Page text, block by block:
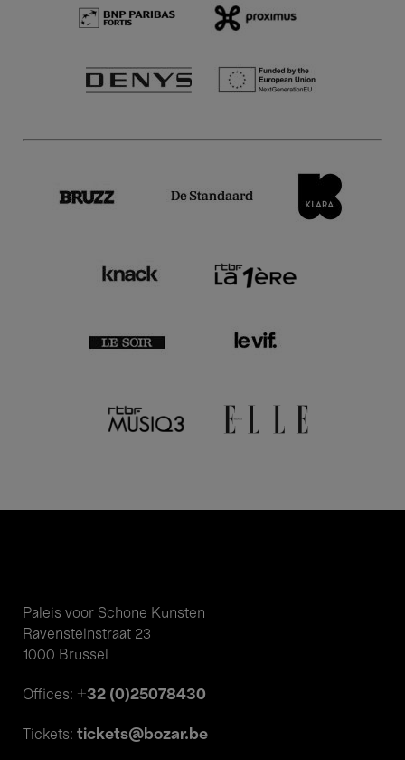
Paleis voor Schone Kunsten
Ravensteinstraat 23
1000 Brussel
Offices: +32 (0)25078430
Tickets: tickets@bozar.be